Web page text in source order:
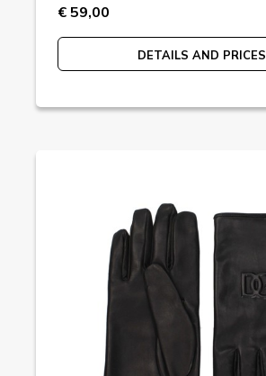
€ 59,00
DETAILS AND PRICES